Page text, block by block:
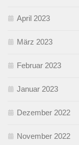
April 2023
März 2023
Februar 2023
Januar 2023
Dezember 2022
November 2022